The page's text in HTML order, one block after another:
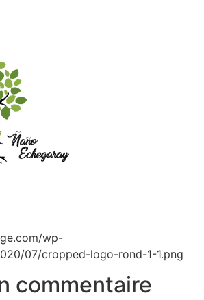
wp-
07/cropped-logo-rond-1-1.png
commentaire